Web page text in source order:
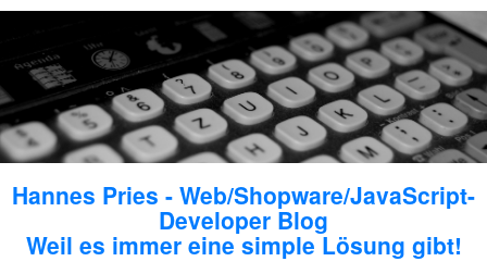
Hannes Pries - Web/Shopware/JavaScript-
Developer Blog
Weil es immer eine simple Lösung gibt!